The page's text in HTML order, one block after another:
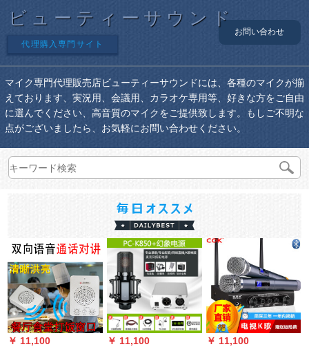
ビューティーサウンド
代理購入専門サイト
お問い合わせ
マイク専門代理販売店ビューティーサウンドには、各種のマイクが揃
えております、実況用、会議用、カラオケ専用等、好きな方をご自由
に選んでください、高音質のマイクをご提供致します。もしご不明な
点がございましたら、お気軽にお問い合わせください。
￥ 11,100
￥ 11,100
￥ 11,100